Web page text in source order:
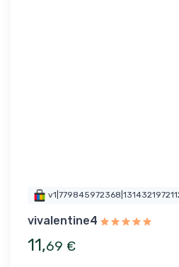
vivalentine4
11,69 €